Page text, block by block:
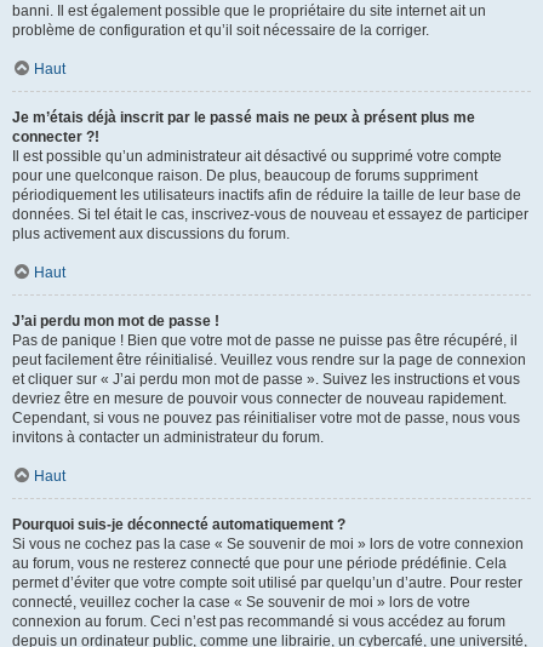
banni. Il est également possible que le propriétaire du site internet ait un
problème de configuration et qu’il soit nécessaire de la corriger.
Haut
Je m’étais déjà inscrit par le passé mais ne peux à présent plus me
connecter ?!
Il est possible qu’un administrateur ait désactivé ou supprimé votre compte
pour une quelconque raison. De plus, beaucoup de forums suppriment
périodiquement les utilisateurs inactifs afin de réduire la taille de leur base de
données. Si tel était le cas, inscrivez-vous de nouveau et essayez de participer
plus activement aux discussions du forum.
Haut
J’ai perdu mon mot de passe !
Pas de panique ! Bien que votre mot de passe ne puisse pas être récupéré, il
peut facilement être réinitialisé. Veuillez vous rendre sur la page de connexion
et cliquer sur « J’ai perdu mon mot de passe ». Suivez les instructions et vous
devriez être en mesure de pouvoir vous connecter de nouveau rapidement.
Cependant, si vous ne pouvez pas réinitialiser votre mot de passe, nous vous
invitons à contacter un administrateur du forum.
Haut
Pourquoi suis-je déconnecté automatiquement ?
Si vous ne cochez pas la case « Se souvenir de moi » lors de votre connexion
au forum, vous ne resterez connecté que pour une période prédéfinie. Cela
permet d’éviter que votre compte soit utilisé par quelqu’un d’autre. Pour rester
connecté, veuillez cocher la case « Se souvenir de moi » lors de votre
connexion au forum. Ceci n’est pas recommandé si vous accédez au forum
depuis un ordinateur public, comme une librairie, un cybercafé, une université,